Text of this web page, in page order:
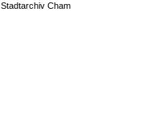
Stadtarchiv Cham